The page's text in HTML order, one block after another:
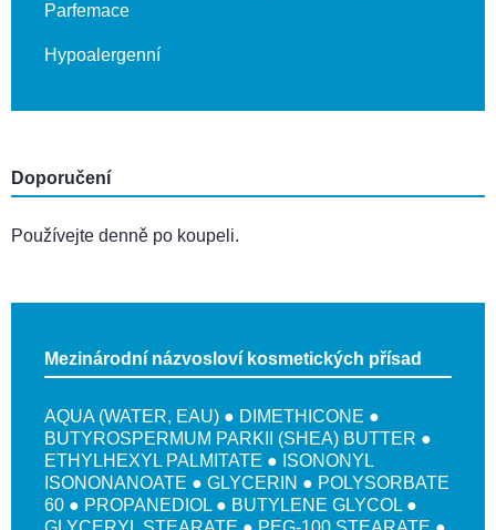
Parfemace
Hypoalergenní
Doporučení
Používejte denně po koupeli.
Mezinárodní názvosloví kosmetických přísad
AQUA (WATER, EAU) ● DIMETHICONE ●
BUTYROSPERMUM PARKII (SHEA) BUTTER ●
ETHYLHEXYL PALMITATE ● ISONONYL
ISONONANOATE ● GLYCERIN ● POLYSORBATE
60 ● PROPANEDIOL ● BUTYLENE GLYCOL ●